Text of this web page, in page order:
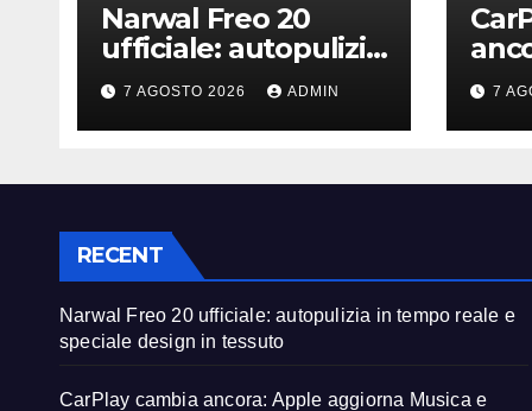
Narwal Freo 20
ufficiale: autopulizia
in tempo reale e
speciale design in
tessuto
7 AGOSTO 2026 ADMIN 7
RECENT
Narwal Freo 20 ufficiale: autopulizia in tempo reale e
speciale design in tessuto
CarPlay cambia ancora: Apple aggiorna Musica e